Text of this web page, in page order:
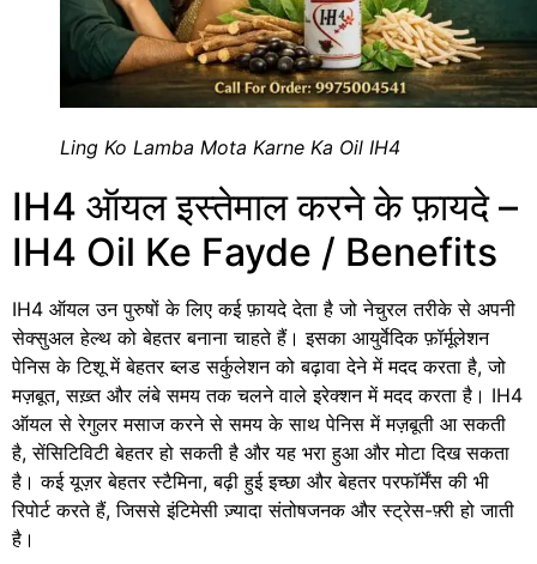
Ling Ko Lamba Mota Karne Ka Oil IH4
IH4 ऑयल इस्तेमाल करने के फ़ायदे –
IH4 Oil Ke Fayde / Benefits
IH4 ऑयल उन पुरुषों के लिए कई फ़ायदे देता है जो नेचुरल तरीके से अपनी
सेक्सुअल हेल्थ को बेहतर बनाना चाहते हैं। इसका आयुर्वेदिक फ़ॉर्मूलेशन
पेनिस के टिशू में बेहतर ब्लड सर्कुलेशन को बढ़ावा देने में मदद करता है, जो
मज़बूत, सख़्त और लंबे समय तक चलने वाले इरेक्शन में मदद करता है। IH4
ऑयल से रेगुलर मसाज करने से समय के साथ पेनिस में मज़बूती आ सकती
है, सेंसिटिविटी बेहतर हो सकती है और यह भरा हुआ और मोटा दिख सकता
है। कई यूज़र बेहतर स्टैमिना, बढ़ी हुई इच्छा और बेहतर परफॉर्मेंस की भी
रिपोर्ट करते हैं, जिससे इंटिमेसी ज़्यादा संतोषजनक और स्ट्रेस-फ़्री हो जाती
है।